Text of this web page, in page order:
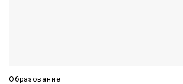
Образование